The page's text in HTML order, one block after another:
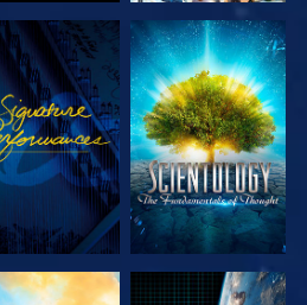
REGARDER
DÉCOUVRIR
LES SÉRIES